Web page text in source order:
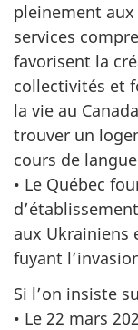
pleinement aux
services
favorisent la
collectivités et
la vie au
trouver un
cours de
• Le Québec
aux Ukrainiens
fuyant
Si l’on insiste
• Le 22 mars